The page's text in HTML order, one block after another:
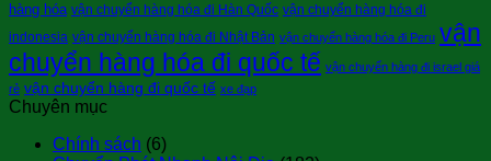
hàng hóa vận chuyển hàng hóa đi Hàn Quốc vận chuyển hàng hóa đi
indonesia vận chuyển hàng hóa đi Nhật Bản vận chuyển hàng hóa đi Peru vận
chuyển hàng hóa đi quốc tế vận chuyển hàng đi israel giá
rẻ vận chuyển hàng đi quốc tế xe đạp
Chuyên mục
Chính sách (6)